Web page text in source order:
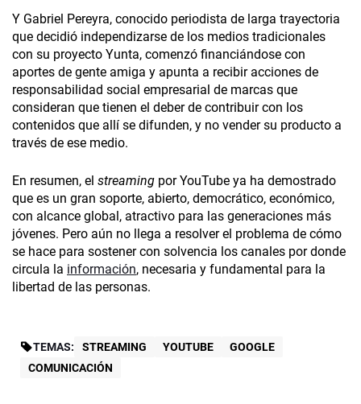
Y Gabriel Pereyra, conocido periodista de larga trayectoria
que decidió independizarse de los medios tradicionales
con su proyecto Yunta, comenzó financiándose con
aportes de gente amiga y apunta a recibir acciones de
responsabilidad social empresarial de marcas que
consideran que tienen el deber de contribuir con los
contenidos que allí se difunden, y no vender su producto a
través de ese medio.
En resumen, el streaming por YouTube ya ha demostrado
que es un gran soporte, abierto, democrático, económico,
con alcance global, atractivo para las generaciones más
jóvenes. Pero aún no llega a resolver el problema de cómo
se hace para sostener con solvencia los canales por donde
circula la información, necesaria y fundamental para la
libertad de las personas.
TEMAS: STREAMING YOUTUBE
GOOGLE
COMUNICACIÓN